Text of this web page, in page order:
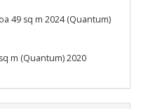
49 sq m 2024 (Quantum)
m (Quantum) 2020